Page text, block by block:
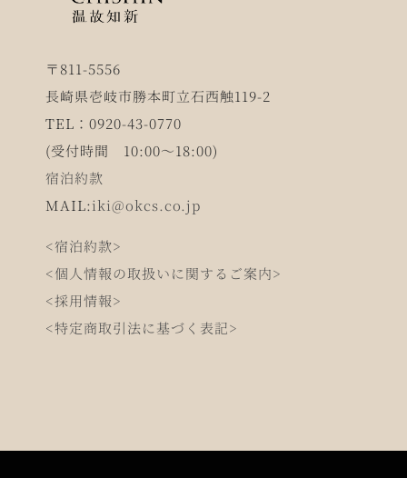
〒811-5556
長崎県壱岐市勝本町立石西触119-2
TEL：0920-43-0770
(受付時間 10:00～18:00)
宿泊約款
MAIL:iki@okcs.co.jp
<宿泊約款>
<個人情報の取扱いに関するご案内>
<採用情報>
<特定商取引法に基づく表記>